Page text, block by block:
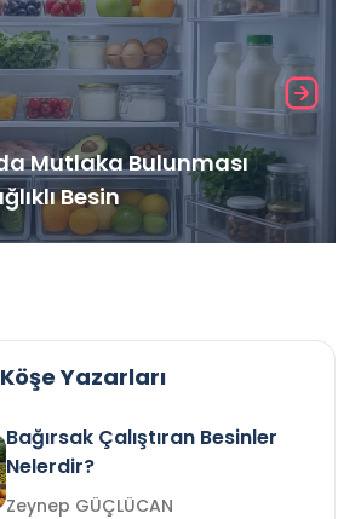
Mutlaka Bulunması
Besin
Köşe Yazarları
Bağırsak Çalıştıran Besinler
Nelerdir?
Zeynep GÜÇLÜCAN